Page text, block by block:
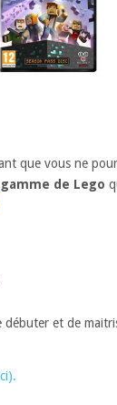
que vous ne
gamme de Lego
et de